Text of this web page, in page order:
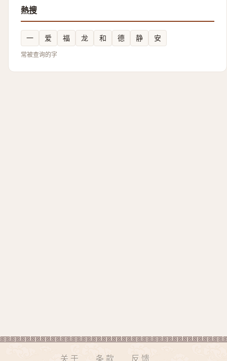
熱搜
一 爱 福 龙 和 德 静 安
常被查询的字
关于 条款 反馈